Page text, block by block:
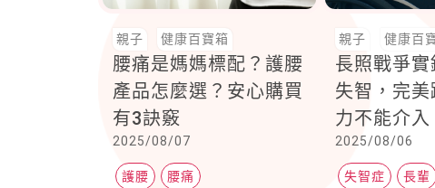
親子 健康百寶箱
腰痛是媽媽標配？護腰
產品怎麼選？安心購買
有3訣竅
2025/08/07
護腰 腰痛
親子 健康百
長照戰爭
失智，完
力不能介入
理賠」的邊
滋，他在腐
2025/08/06
失智症 長輩